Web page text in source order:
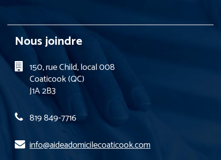
Nous joindre
150, rue Child, local 008
Coaticook (QC)
J1A 2B3
819 849-7716
info@aideadomicilecoaticook.com